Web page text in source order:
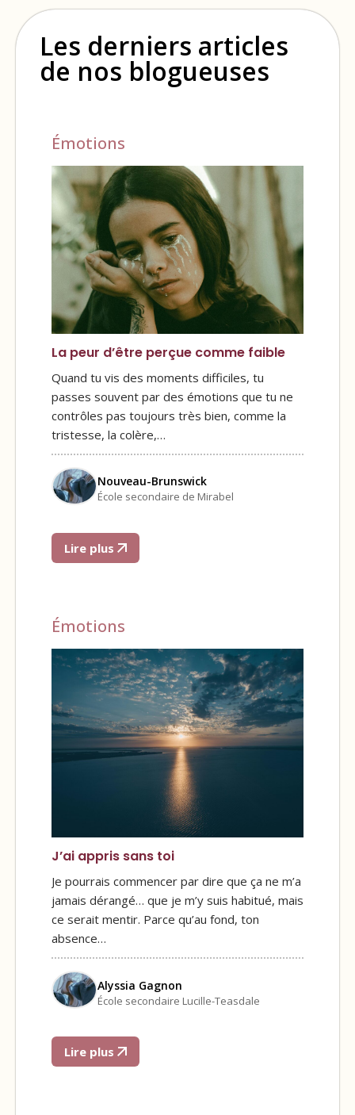
Les derniers articles
de nos blogueuses
Émotions
La peur d’être perçue comme faible
Quand tu vis des moments difficiles, tu
passes souvent par des émotions que tu ne
contrôles pas toujours très bien, comme la
tristesse, la colère,…
Nouveau-Brunswick
École secondaire de Mirabel
Lire plus
Émotions
J’ai appris sans toi
Je pourrais commencer par dire que ça ne m’a
jamais dérangé… que je m’y suis habitué, mais
ce serait mentir. Parce qu’au fond, ton
absence…
Alyssia Gagnon
École secondaire Lucille-Teasdale
Lire plus